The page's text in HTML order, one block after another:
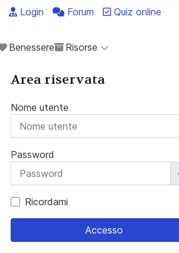
Login Forum Quiz online
Benessere Risorse
Area riservata
Nome utente
Password
Ricordami
Accesso